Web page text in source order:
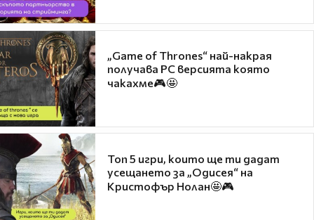
„Game of Thrones“ най-накрая
получава PC версията която
чакахме🎮🤩
Топ 5 игри, които ще ти дадат
усещането за „Одисея“ на
Кристофър Нолан🤩🎮